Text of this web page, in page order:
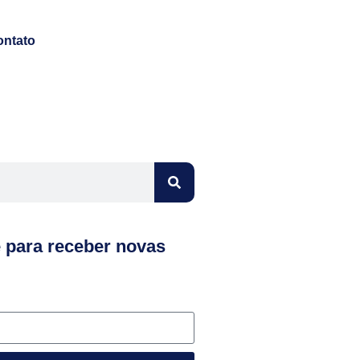
para receber novas